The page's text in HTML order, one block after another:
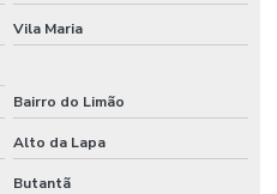
Vila Maria
Bairro do Limão
Alto da Lapa
Butantã